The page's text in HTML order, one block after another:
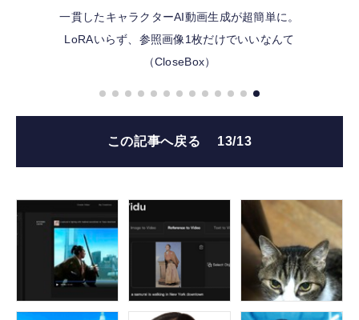
一貫したキャラクターAI動画生成が超簡単に。
LoRAいらず、参照画像1枚だけでいいなんて
（CloseBox）
この記事へ戻る 13/13